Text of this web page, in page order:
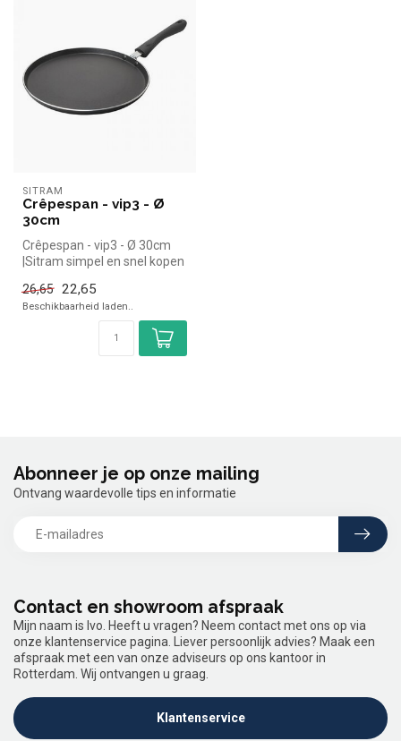
SITRAM
Crêpespan - vip3 - Ø
30cm
Crêpespan - vip3 - Ø 30cm
|Sitram simpel en snel kopen
26,65 22,65
Beschikbaarheid laden..
Contact en showroom afspraak
Mijn naam is Ivo. Heeft u vragen? Neem contact met ons op via
onze klantenservice pagina. Liever persoonlijk advies? Maak een
afspraak met een van onze adviseurs op ons kantoor in
Rotterdam. Wij ontvangen u graag.
Klantenservice
Abonneer je op onze mailing
Ontvang waardevolle tips en informatie